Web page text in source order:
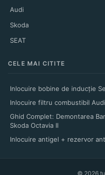
Audi
Skoda
SEAT
CELE MAI CITITE
Inlocuire bobine de inducție
Inlocuire filtru combustibil
Ghid Complet: Demontarea
Skoda Octavia II
Inlocuire antigel + rezervor
© 2026